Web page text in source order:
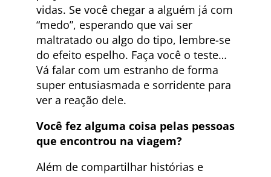
vidas. Se você chegar a alguém já com
“medo”, esperando que vai ser
maltratado ou algo do tipo, lembre-se
do efeito espelho. Faça você o teste…
Vá falar com um estranho de forma
super entusiasmada e sorridente para
ver a reação dele.
Você fez alguma coisa pelas pessoas
que encontrou na viagem?
Além de compartilhar histórias e